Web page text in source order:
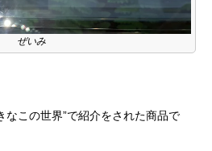
ぜいみ
なこの世界”で紹介をされた商品で